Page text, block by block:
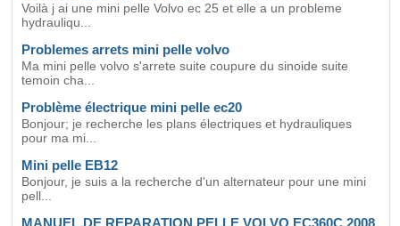
Voilà j ai une mini pelle Volvo ec 25 et elle a un probleme
hydrauliqu...
Problemes arrets mini pelle volvo
Ma mini pelle volvo s'arrete suite coupure du sinoide suite
temoin cha...
Problème électrique mini pelle ec20
Bonjour; je recherche les plans électriques et hydrauliques
pour ma mi...
Mini pelle EB12
Bonjour, je suis a la recherche d'un alternateur pour une mini
pell...
MANUEL DE REPARATION PELLE VOLVO EC360C 2008